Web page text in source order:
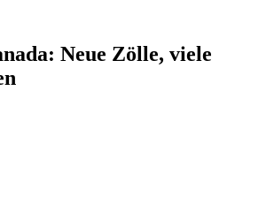
Neue Zölle, viele